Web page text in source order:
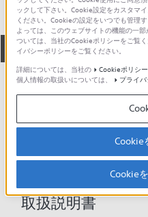
全て ダウンロード
ダウンロード
現在、本ページで提供されて
取扱説明書
ックして下さい。Cookie設定をカスタマ
ください。Cookieの設定をいつでも管理
よっては、このウェブサイトの機能の一
ついては、当社のCookieポリシーをご覧
イバシーポリシーをご覧ください。
詳細については、当社の
Cookieポリシー
個人情報の取扱いについては、
プライ
Cookie
Cookie